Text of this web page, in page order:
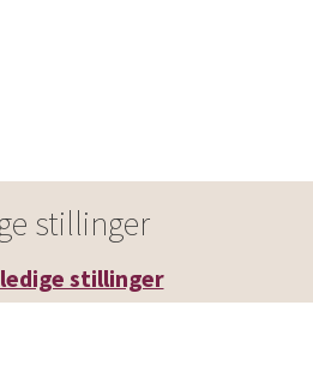
stillinger
stillinger